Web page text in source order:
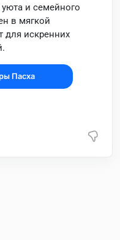
и семейного
в мягкой
для искренних
Пасха